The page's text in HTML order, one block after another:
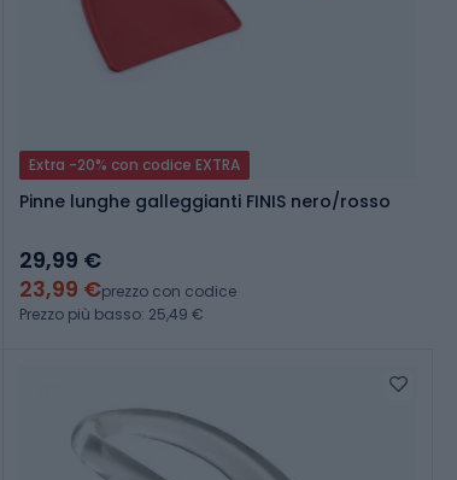
Extra -20% con codice EXTRA
Pinne lunghe galleggianti FINIS nero/rosso
29,99 €
23,99 €prezzo con codice
Prezzo più basso: 25,49 €